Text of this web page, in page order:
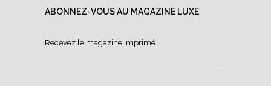
ABONNEZ-VOUS AU MAGAZINE LUXE
Recevez le magazine imprimé